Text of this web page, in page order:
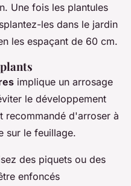
Une fois les plantules
les dans le jardin
les espaçant de 60 cm.
implique un arrosage
le développement
recommandé d'arroser à
sur le feuillage.
des piquets ou des
enfoncés